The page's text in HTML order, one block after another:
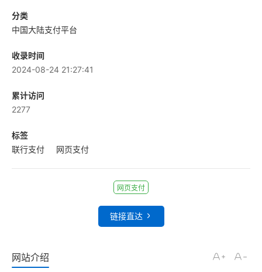
分类
中国大陆支付平台
收录时间
2024-08-24 21:27:41
累计访问
2277
标签
联行支付
网页支付
网页支付
链接直达
网站介绍